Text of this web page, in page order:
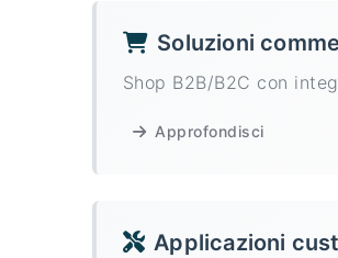
Soluzioni
Shop B2B/B2C con
Approfondisci
Applicazioni